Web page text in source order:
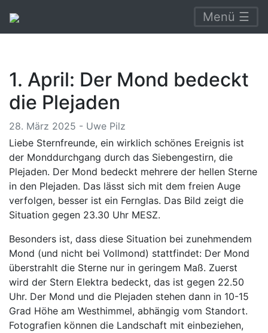
Menü ☰
1. April: Der Mond bedeckt
die Plejaden
28. März 2025 - Uwe Pilz
Liebe Sternfreunde, ein wirklich schönes Ereignis ist
der Monddurchgang durch das Siebengestirn, die
Plejaden. Der Mond bedeckt mehrere der hellen Sterne
in den Plejaden. Das lässt sich mit dem freien Auge
verfolgen, besser ist ein Fernglas. Das Bild zeigt die
Situation gegen 23.30 Uhr MESZ.
Besonders ist, dass diese Situation bei zunehmendem
Mond (und nicht bei Vollmond) stattfindet: Der Mond
überstrahlt die Sterne nur in geringem Maß. Zuerst
wird der Stern Elektra bedeckt, das ist gegen 22.50
Uhr. Der Mond und die Plejaden stehen dann in 10-15
Grad Höhe am Westhimmel, abhängig vom Standort.
Fotografien können die Landschaft mit einbeziehen,